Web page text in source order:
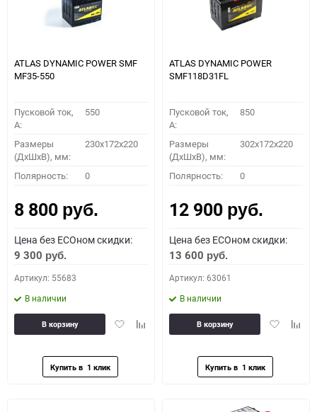
ATLAS DYNAMIC POWER SMF
MF35-550
Пусковой ток,
A:
550
Размеры
(ДхШхВ), мм:
230x172x220
Полярность: 0
8 800 руб.
Цена без ECOном скидки:
9 300 руб.
Артикул: 55683
В наличии
ДобавитьДобавить
В корзину
ATLAS DYNAMIC POWER
SMF118D31FL
Пусковой ток,
A:
850
Размеры
(ДхШхВ), мм:
302x172x220
Полярность: 0
12 900 руб.
Цена без ECOном скидки:
13 600 руб.
Артикул: 63061
В наличии
Добавить
В корзину